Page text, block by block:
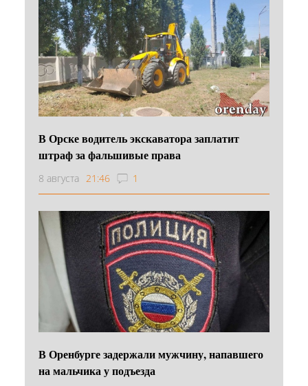
В Орске водитель экскаватора заплатит
штраф за фальшивые права
8 августа 21:46 1
В Оренбурге задержали мужчину, напавшего
на мальчика у подъезда